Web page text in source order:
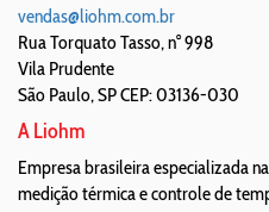
vendas@liohm.com.br
Rua Torquato Tasso, n° 998
Vila Prudente
São Paulo,SPCEP: 03136-030
A Liohm
Empresa brasileira especializada
medição térmica e controle de